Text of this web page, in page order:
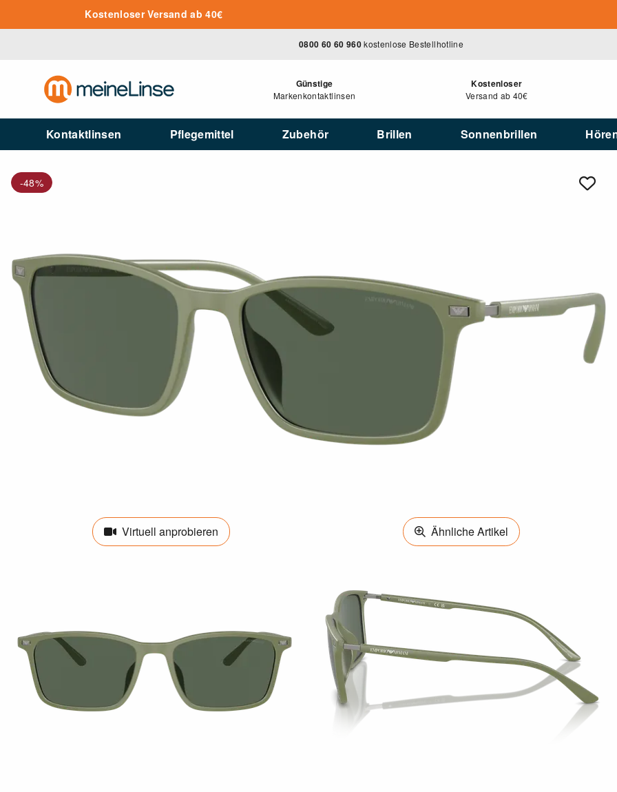
Zum Hauptinhalt springenKostenloser Versand ab 40€
0800 60 60 960kostenlose Bestellhotline
Günstige
Markenkontaktlinsen
Kostenloser
Versand ab 40€
Kontaktlinsen Pflegemittel Zubehör Brillen Sonnenbrillen
-48%
Virtuell anprobieren Ähnliche Artikel